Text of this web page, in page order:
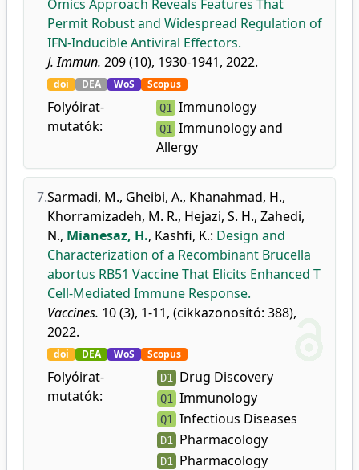
Omics Approach Reveals Features That
Permit Robust and Widespread Regulation of
IFN-Inducible Antiviral Effectors.
J. Immun. 209 (10), 1930-1941, 2022.
doi DEA WoS Scopus
Folyóirat-
mutatók:
Q1 Immunology
Q1 Immunology and
Allergy
7.Sarmadi, M., Gheibi, A., Khanahmad, H.,
Khorramizadeh, M. R., Hejazi, S. H., Zahedi,
N., Mianesaz, H., Kashfi, K.: Design and
Characterization of a Recombinant Brucella
abortus RB51 Vaccine That Elicits Enhanced T
Cell-Mediated Immune Response.
Vaccines. 10 (3), 1-11, (cikkazonosító: 388),
2022.
doi DEA WoS Scopus
Folyóirat-
mutatók:
D1 Drug Discovery
Q1 Immunology
Q1 Infectious Diseases
D1 Pharmacology
D1 Pharmacology